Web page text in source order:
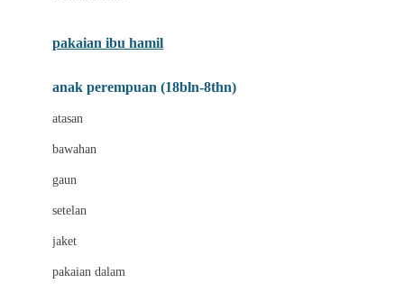
Cottonseeds
Crane
pakaian ibu hamil
anak perempuan (18bln-8thn)
atasan
bawahan
gaun
setelan
jaket
pakaian dalam